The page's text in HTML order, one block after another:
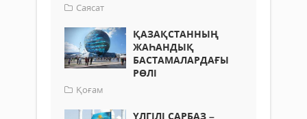
Саясат
ҚАЗАҚСТАННЫҢ
ЖАҺАНДЫҚ
БАСТАМАЛАРДАҒЫ
РӨЛІ
Қоғам
ҮЛГІЛІ САРБАЗ –